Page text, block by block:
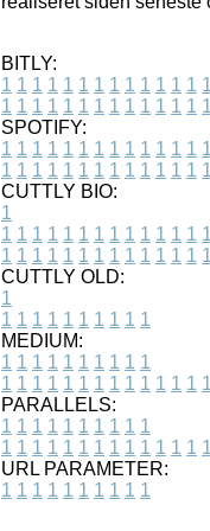
BITLY:
1 1 1 1 1 1 1 1 1 1 1 1 1 1
1 1 1 1 1 1 1 1 1 1 1 1 1 1
SPOTIFY:
1 1 1 1 1 1 1 1 1 1 1 1 1 1
1 1 1 1 1 1 1 1 1 1 1 1 1 1
CUTTLY BIO:
1
1 1 1 1 1 1 1 1 1 1 1 1 1 1
1 1 1 1 1 1 1 1 1 1 1 1 1 1
CUTTLY OLD:
1
1 1 1 1 1 1 1 1 1 1
MEDIUM:
1 1 1 1 1 1 1 1 1 1
1 1 1 1 1 1 1 1 1 1 1 1 1 1
PARALLELS:
1 1 1 1 1 1 1 1 1 1
1 1 1 1 1 1 1 1 1 1 1 1 1 1
URL PARAMETER:
1 1 1 1 1 1 1 1 1 1